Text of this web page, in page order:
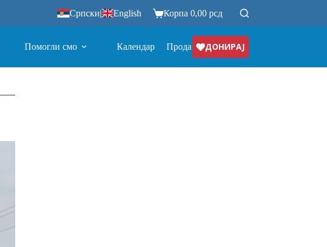
Српски| English Корпа 0,00 рсд
Помогли смо Календар ПродавницаДОНИРАЈ